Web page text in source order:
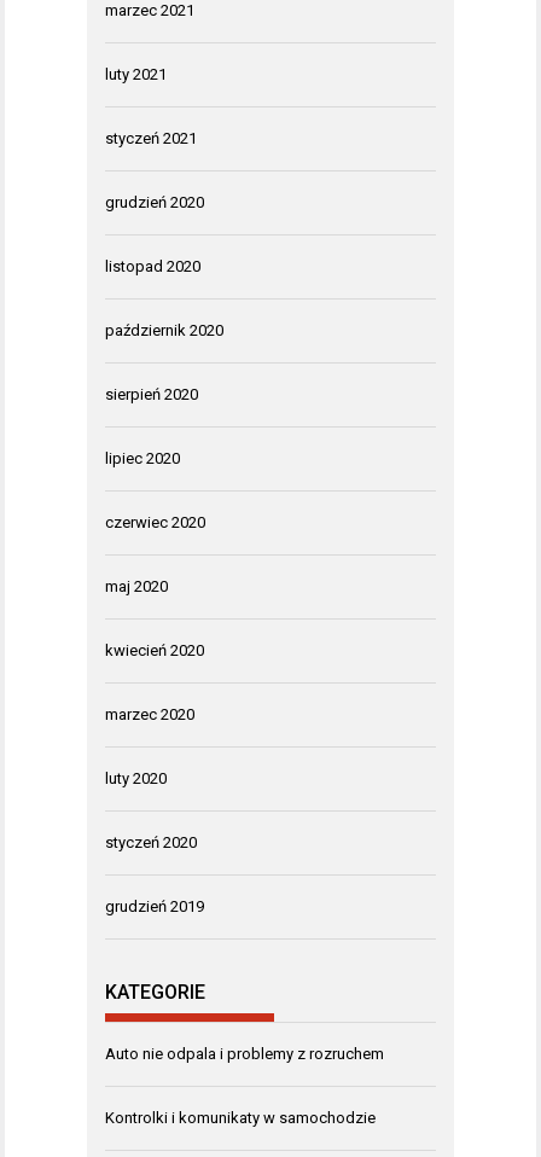
marzec 2021
luty 2021
styczeń 2021
grudzień 2020
listopad 2020
październik 2020
sierpień 2020
lipiec 2020
czerwiec 2020
maj 2020
kwiecień 2020
marzec 2020
luty 2020
styczeń 2020
grudzień 2019
KATEGORIE
Auto nie odpala i problemy z rozruchem
Kontrolki i komunikaty w samochodzie